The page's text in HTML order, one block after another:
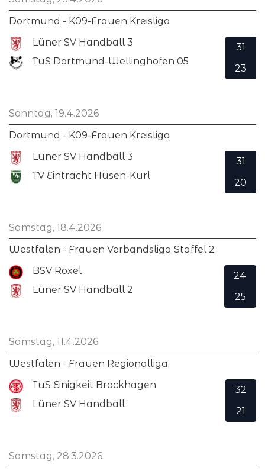
Dortmund - K09-Frauen Kreisliga
Lüner SV Handball 3
TuS Dortmund-Wellinghofen 05
31
23
Sonntag, 19.4.2026
Dortmund - K09-Frauen Kreisliga
Lüner SV Handball 3
TV Eintracht Husen-Kurl
31
20
Samstag, 18.4.2026
Westfalen - Frauen Verbandsliga Staffel 2
BSV Roxel
Lüner SV Handball 2
24
25
Samstag, 11.4.2026
Westfalen - Frauen Regionalliga
TuS Einigkeit Brockhagen
Lüner SV Handball
32
21
Samstag, 28.3.2026